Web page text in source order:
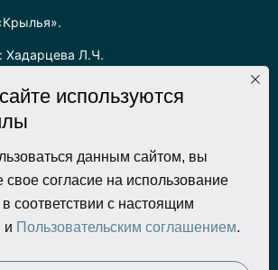
Хадарцева Л.Ч.
предназначена для лиц старше 16 лет.
материалы, опубликованные на сайте,
с российским законодательством
собственности. Любое использование
и видеоматериалов возможно только
(ООО «Крылья») и при строгом
ресурс. Для сетевых ресурсов –
используются
данным сайтом, вы
свое согласие на использование
соответствии с настоящим
и Пользовательским соглашением.